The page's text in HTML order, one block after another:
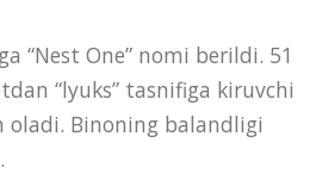
“Nest One” nomi berildi. 51
“lyuks” tasnifiga kiruvchi
oladi. Binoning balandligi